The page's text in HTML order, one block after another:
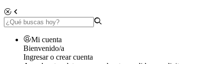
Mi cuenta
Bienvenido/a
Ingresar o crear cuenta